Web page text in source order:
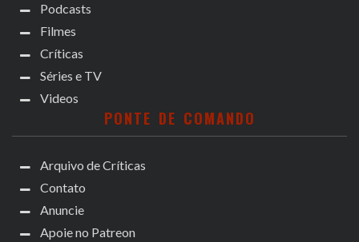
Podcasts
Filmes
Críticas
Séries e TV
Videos
PONTE DE COMANDO
Arquivo de Críticas
Contato
Anuncie
Apoie no Patreon